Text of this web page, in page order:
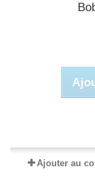
Ajouter au